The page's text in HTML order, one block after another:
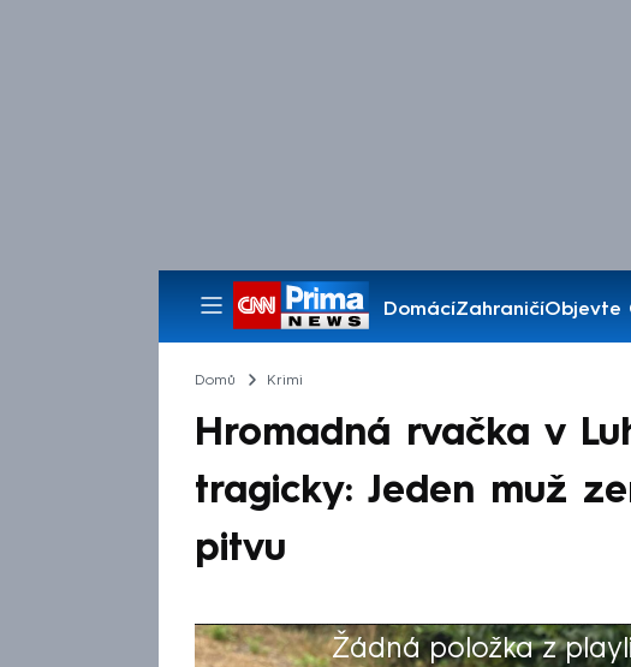
DomácíZahraničíObjevte
Pořady
Domů Krimi
Hromadná rvačka v
tragicky: Jeden muž
pitvu
Žádná položka z
Výběr redakce